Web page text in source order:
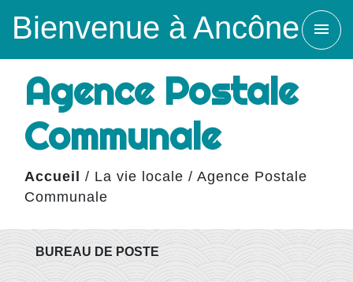
Bienvenue à Ancône menu
Agence Postale
Communale
Accueil / La vie locale / Agence Postale
Communale
BUREAU DE POSTE